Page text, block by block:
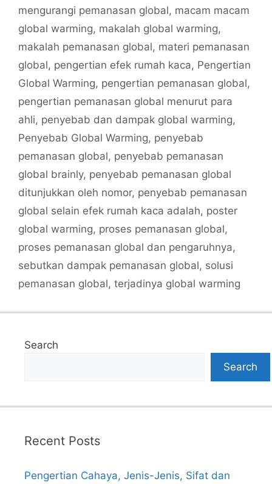
mengurangi pemanasan global, macam macam
global warming, makalah global warming,
makalah pemanasan global, materi pemanasan
global, pengertian efek rumah kaca, Pengertian
Global Warming, pengertian pemanasan global,
pengertian pemanasan global menurut para
ahli, penyebab dan dampak global warming,
Penyebab Global Warming, penyebab
pemanasan global, penyebab pemanasan
global brainly, penyebab pemanasan global
ditunjukkan oleh nomor, penyebab pemanasan
global selain efek rumah kaca adalah, poster
global warming, proses pemanasan global,
proses pemanasan global dan pengaruhnya,
sebutkan dampak pemanasan global, solusi
pemanasan global, terjadinya global warming
Search
Search
Recent Posts
Pengertian Cahaya, Jenis-Jenis, Sifat dan